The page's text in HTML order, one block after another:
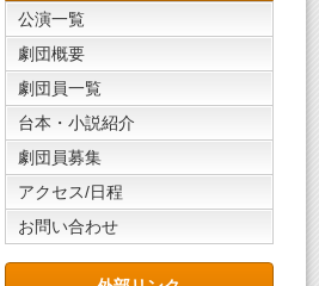
公演一覧
劇団概要
劇団員一覧
台本・小説紹介
劇団員募集
アクセス/日程
お問い合わせ